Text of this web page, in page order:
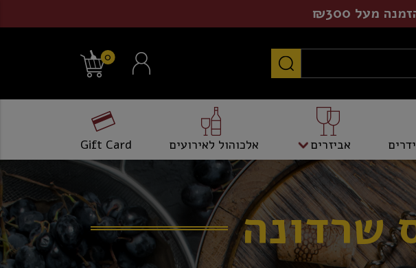
מעל ₪300
0
אביזרים אלכוהול לאירועים Gift Card
שרדונה